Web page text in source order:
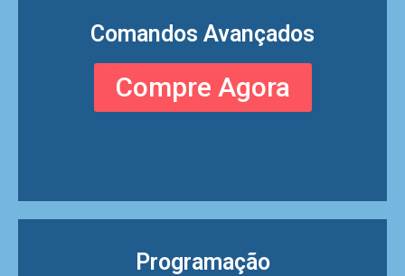
Comandos Avançados
Compre Agora
Programação